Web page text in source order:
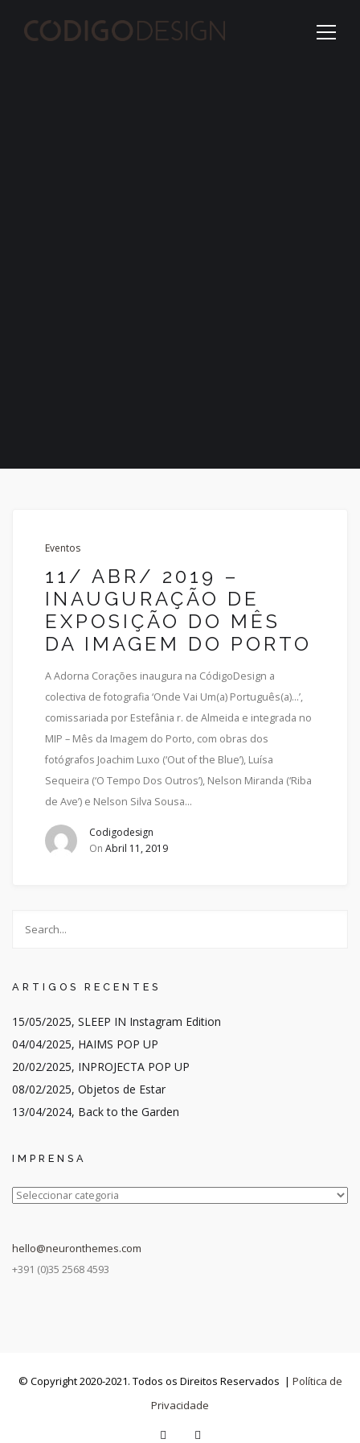
Eventos
11/ ABR/ 2019 –
INAUGURAÇÃO DE
EXPOSIÇÃO DO MÊS
DA IMAGEM DO PORTO
A Adorna Corações inaugura na CódigoDesign a
colectiva de fotografia ‘Onde Vai Um(a) Português(a)…’,
comissariada por Estefânia r. de Almeida e integrada no
MIP – Mês da Imagem do Porto, com obras dos
fotógrafos Joachim Luxo (‘Out of the Blue’), Luísa
Sequeira (‘O Tempo Dos Outros’), Nelson Miranda (‘Riba
de Ave’) e Nelson Silva Sousa…
Codigodesign
On Abril 11, 2019
ARTIGOS RECENTES
15/05/2025, SLEEP IN Instagram Edition
04/04/2025, HAIMS POP UP
20/02/2025, INPROJECTA POP UP
08/02/2025, Objetos de Estar
13/04/2024, Back to the Garden
IMPRENSA
IMPRENSA
hello@neuronthemes.com
+391 (0)35 2568 4593
© Copyright 2020-2021. Todos os Direitos Reservados | Política de
Privacidade